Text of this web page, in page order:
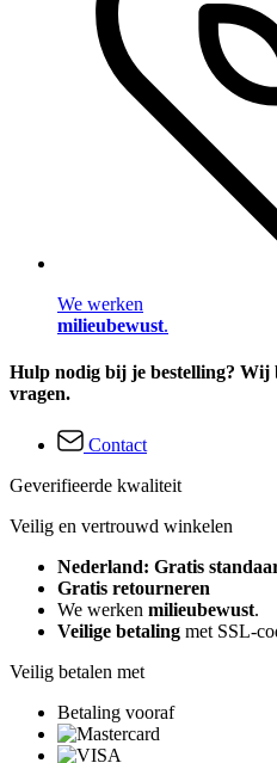
We werken
milieubewust.
Hulp nodig bij je bestelling? Wij
vragen.
Contact
Geverifieerde kwaliteit
Veilig en vertrouwd winkelen
Nederland: Gratis
Gratis retourneren
We werken milieubewust.
Veilige betaling met SSL-
Veilig betalen met
Betaling vooraf